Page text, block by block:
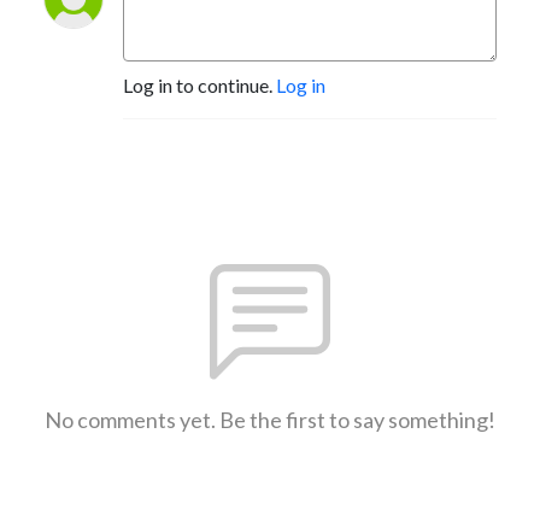
Log in to continue. Log in
No comments yet. Be the first to say something!